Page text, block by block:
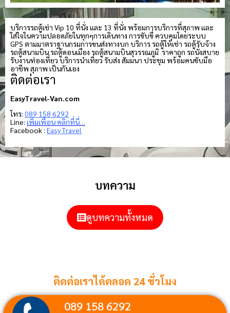
บริการรถตู้เช่า Vip 10 ที่นั่ง และ 13 ที่นั่ง พร้อมการบริการที่สุภาพ และ
ใส่ใจในความปลอดภัยในทุกๆการเดินทาง การขับขี่ ควบคุมโดยระบบ
GPS ตามมาตราฐานกรมการขนส่งทางบก บริการ รถตู้ให้เช่า รถตู้รับจ้าง
รถตู้สนามบิน รถตู้ดอนเมือง รถตู้สนามบินสุวรรณภูมิ ราคาถูก รถนั่งสบาย
รับงานท่องเที่ยว บริการนำเที่ยว รับส่ง สัมมนา ประชุม พร้อมคนขับมือ
อาชีพ สุภาพ เป็นกันเอง
ติดต่อเรา
EasyTravel-Van.com
โทร: 089 158 6292
Line: เพิ่มเพื่อน คลิกที่นี่…
Facebook : Easy Travel
บทความ
ดูบทความทั้งหมด
ติดต่อเราได้ตลอด 24 ชั่วโมง
089 158 6292